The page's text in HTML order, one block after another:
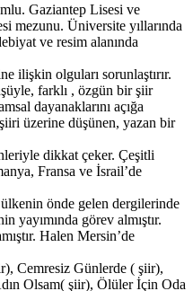
Gaziantep Lisesi ve
mezunu. Üniversite yıllarında
ve resim alanında
ilişkin olguları sorunlaştırır.
farklı , özgün bir şiir
dayanaklarını açığa
üzerine düşünen, yazan bir
dikkat çeker. Çeşitli
Fransa ve İsrail’de
önde gelen dergilerinde
yayımında görev almıştır.
Halen Mersin’de
Cemresiz Günlerde ( şiir),
Olsam( şiir), Ölüler İçin Oda